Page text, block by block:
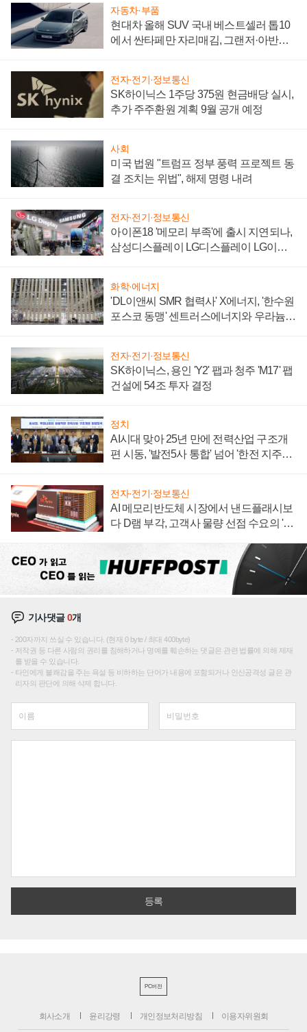
자동차·부품
현대차 올해 SUV 국내 베스트셀러 톱10
에서 싼타페만 자리매김, 그랜저·아반떼
전자·전기·정보통신
SK하이닉스 1주당 375원 현금배당 실시,
추가 주주환원 계획 9월 공개 예정
사회
미국 법원 "트럼프 정부 풍력 프로젝트 동
결 조치는 위법", 해제 명령 내려
전자·전기·정보통신
아이폰18 '메모리 부족'에 출시 지연되나,
삼성디스플레이 LG디스플레이 LG이노
화학·에너지
'DL이앤씨 SMR 협력사' X에너지, '한수원
포스코 동맹' 센트러스에너지와 우라늄
전자·전기·정보통신
SK하이닉스, 용인 'Y2' 팹과 청주 'M17' 팹
건설에 54조 투자 결정
정치
AI시대 맞아 25년 만에 전력산업 구조개
편 시동, '발전5사 통합' 넘어 '한전 지주사'
전자·전기·정보통신
AI 메모리반도체 시장에서 낸드플래시보
다 D램 부각, 고객사 물량 선점 수요의 '우
기사댓글0개
200자까지 쓰실 수 있습니다. (현재 0 byte / 최대 400byte)
저작권 등 다른 사람의 권리를 침해하거나 명예를 훼손하는 댓글은 관련 법률에 의해 제재
를 받을 수 있습니다.
타인에게 불쾌감을 주는 욕설 등 비하하는 단어가 내용에 포함되거나 인신공격성 글은 관
리자의 판단에 의해 삭제 합니다.
PC버전
회사소개 윤리강령 개인정보처리방침 이용자위원회